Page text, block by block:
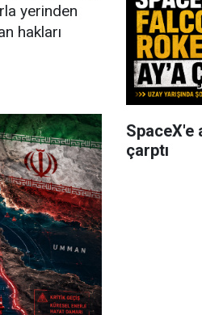
yerinden
hakları
SpaceX'e
çarptı